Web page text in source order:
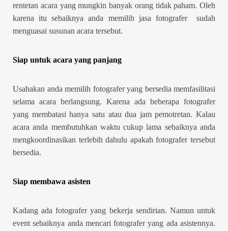
rentetan acara yang mungkin banyak orang tidak paham. Oleh
karena itu sebaiknya anda memilih jasa fotografer sudah
menguasai susunan acara tersebut.
Siap untuk acara yang panjang
Usahakan anda memilih fotografer yang bersedia memfasilitasi
selama acara berlangsung. Karena ada beberapa fotografer
yang membatasi hanya satu atau dua jam pemotretan. Kalau
acara anda membutuhkan waktu cukup lama sebaiknya anda
mengkoordinasikan terlebih dahulu apakah fotografer tersebut
bersedia.
Siap membawa asisten
Kadang ada fotografer yang bekerja sendirian. Namun untuk
event sebaiknya anda mencari fotografer yang ada asistennya.